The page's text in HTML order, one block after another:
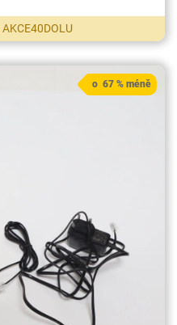
o 67 % méně